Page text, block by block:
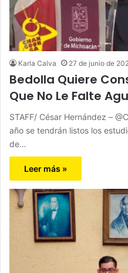
Karla Calva 27 de junio de
Bedolla Quiere
Que No Le Falte
STAFF/ César Hernández –
año se tendrán listos los
de…
Leer más »